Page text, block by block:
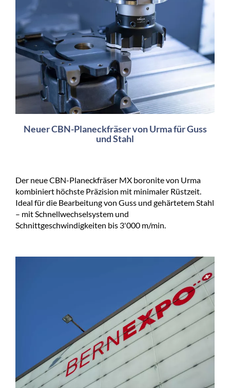
Neuer CBN-Planeckfräser von Urma für Guss
und Stahl
Der neue CBN-Planeckfräser MX boronite von Urma
kombiniert höchste Präzision mit minimaler Rüstzeit.
Ideal für die Bearbeitung von Guss und gehärtetem Stahl
– mit Schnellwechselsystem und
Schnittgeschwindigkeiten bis 3'000 m/min.